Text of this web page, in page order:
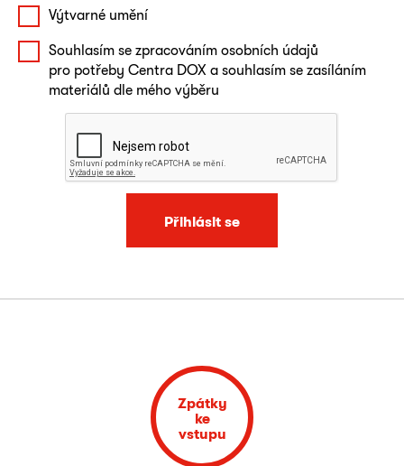
Výtvarné umění
Souhlasím se zpracováním osobních údajů
pro potřeby Centra DOX a souhlasím se zasíláním
materiálů dle mého výběru
Přihlásit se
Zpátky
ke
vstupu